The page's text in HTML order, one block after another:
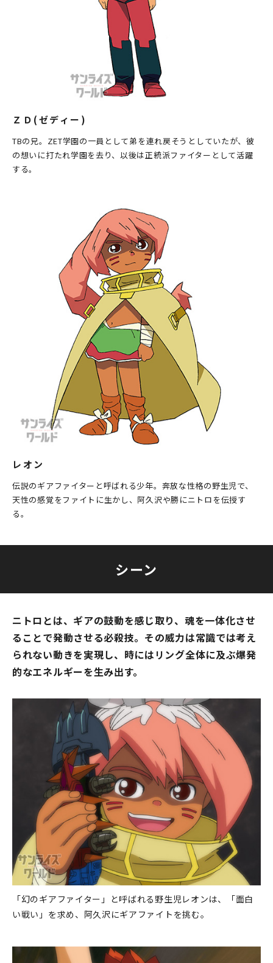
ＺＤ(ゼディー)
TBの兄。ZET学園の一員として弟を連れ戻そうとしていたが、彼
の想いに打たれ学園を去り、以後は正統派ファイターとして活躍
する。
レオン
伝説のギアファイターと呼ばれる少年。奔放な性格の野生児で、
天性の感覚をファイトに生かし、阿久沢や勝にニトロを伝授す
る。
シーン
ニトロとは、ギアの鼓動を感じ取り、魂を一体化させ
ることで発動させる必殺技。その威力は常識では考え
られない動きを実現し、時にはリング全体に及ぶ爆発
的なエネルギーを生み出す。
「幻のギアファイター」と呼ばれる野生児レオンは、「面白
い戦い」を求め、阿久沢にギアファイトを挑む。